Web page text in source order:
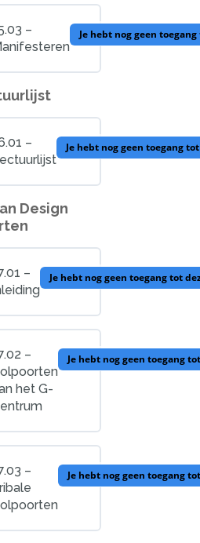
–
Je hebt nog geen
–
Je hebt nog geen toegang
Design
–
Je hebt nog geen toegang tot
–
het G-
Je hebt nog geen toegang
–
Je hebt nog geen toegang